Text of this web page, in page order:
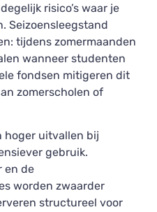
risico’s waar je
Seizoensleegstand
tijdens zomermaanden
wanneer studenten
fondsen mitigeren dit
zomerscholen of
hoger uitvallen bij
gebruik.
en de
worden zwaarder
structureel voor